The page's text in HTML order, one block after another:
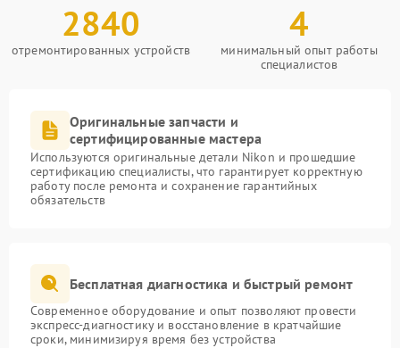
2840
отремонтированных устройств
4
минимальный опыт работы
специалистов
Оригинальные запчасти и
сертифицированные мастера
Используются оригинальные детали Nikon и прошедшие
сертификацию специалисты, что гарантирует корректную
работу после ремонта и сохранение гарантийных
обязательств
Бесплатная диагностика и быстрый ремонт
Современное оборудование и опыт позволяют провести
экспресс-диагностику и восстановление в кратчайшие
сроки, минимизируя время без устройства